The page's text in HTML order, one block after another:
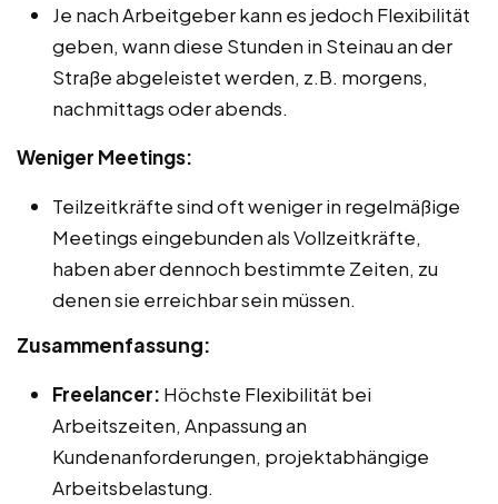
Je nach Arbeitgeber kann es jedoch Flexibilität
geben, wann diese Stunden in Steinau an der
Straße abgeleistet werden, z.B. morgens,
nachmittags oder abends.
Weniger Meetings:
Teilzeitkräfte sind oft weniger in regelmäßige
Meetings eingebunden als Vollzeitkräfte,
haben aber dennoch bestimmte Zeiten, zu
denen sie erreichbar sein müssen.
Zusammenfassung:
Freelancer: Höchste Flexibilität bei
Arbeitszeiten, Anpassung an
Kundenanforderungen, projektabhängige
Arbeitsbelastung.